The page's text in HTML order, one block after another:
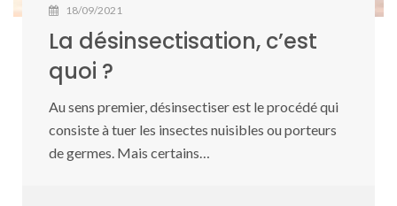
18/09/2021
La désinsectisation, c’est
quoi ?
Au sens premier, désinsectiser est le procédé qui
consiste à tuer les insectes nuisibles ou porteurs
de germes. Mais certains…